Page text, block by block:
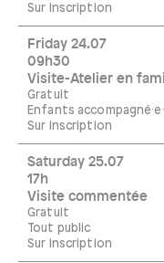
Sur inscription
Friday 24.07
09h30
Visite-Atelier en
Gratuit
Enfants
Sur inscription
Saturday 25.07
17h
Visite commentée
Gratuit
Tout public
Sur inscription